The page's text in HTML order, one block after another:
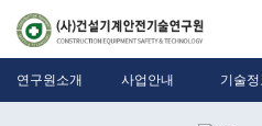
연구원소개 사업안내 기술정